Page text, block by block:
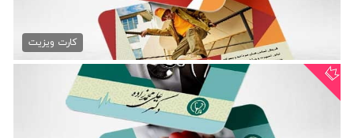
کارت ویزیت پوشاک مردانه
79,000 تومان
کارت ویزیت